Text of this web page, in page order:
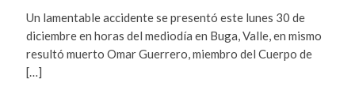
Un lamentable accidente se presentó este lunes 30 de
diciembre en horas del mediodía en Buga, Valle, en mismo
resultó muerto Omar Guerrero, miembro del Cuerpo de
[…]